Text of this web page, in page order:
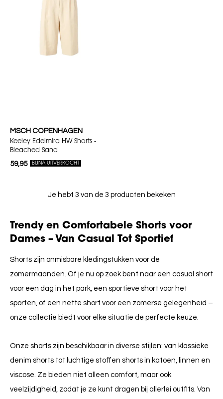
MSCH COPENHAGEN
Keeley Edelmira HW Shorts -
Bleached Sand
59,95 BIJNA UITVERKOCHT
Je hebt 3 van de 3 producten bekeken
Trendy en Comfortabele Shorts voor
Dames – Van Casual Tot Sportief
Shorts zijn onmisbare kledingstukken voor de
zomermaanden. Of je nu op zoek bent naar een casual short
voor een dag in het park, een sportieve short voor het
sporten, of een nette short voor een zomerse gelegenheid –
onze collectie biedt voor elke situatie de perfecte keuze.
Onze shorts zijn beschikbaar in diverse stijlen: van klassieke
denim shorts tot luchtige stoffen shorts in katoen, linnen en
viscose. Ze bieden niet alleen comfort, maar ook
veelzijdigheid, zodat je ze kunt dragen bij allerlei outfits. Van